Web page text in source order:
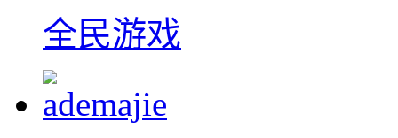
全民游戏